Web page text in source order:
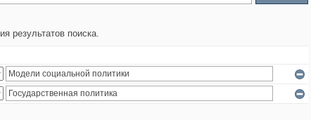
результатов поиска.